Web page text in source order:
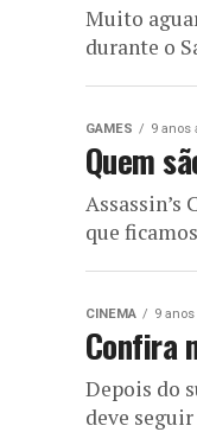
Muito
durante o
GAMES 9 anos
Quem
Assassin’s
que
CINEMA 9
Confira
Depois do
deve